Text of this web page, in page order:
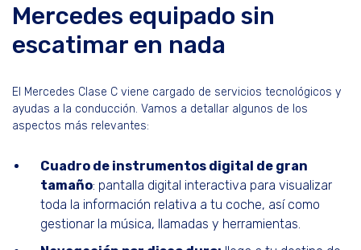
Mercedes equipado sin
escatimar en nada
El Mercedes Clase C viene cargado de servicios tecnológicos y
ayudas a la conducción. Vamos a detallar algunos de los
aspectos más relevantes:
Cuadro de instrumentos digital de gran
tamaño: pantalla digital interactiva para visualizar
toda la información relativa a tu coche, así como
gestionar la música, llamadas y herramientas.